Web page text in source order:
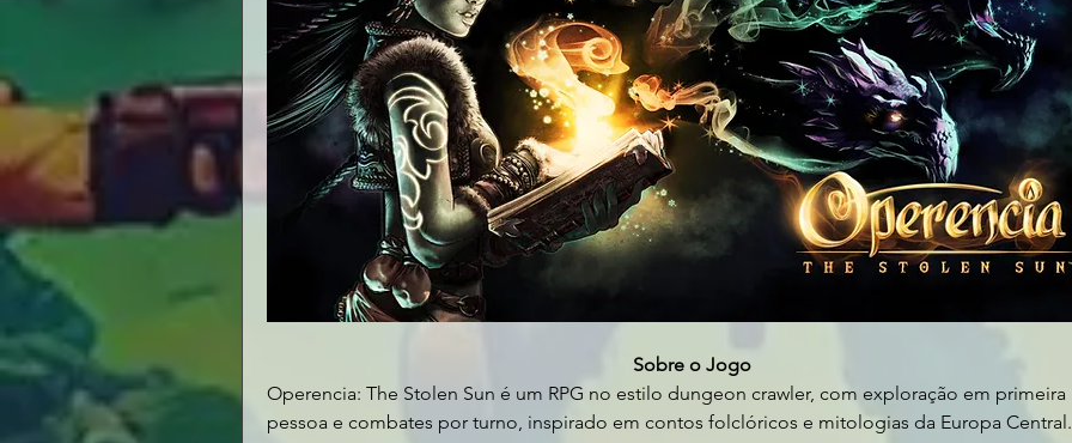
Sobre o Jogo
Operencia: The Stolen Sun é um RPG no estilo dungeon crawler, com exploração em primeira
pessoa e combates por turno, inspirado em contos folclóricos e mitologias da Europa Central.